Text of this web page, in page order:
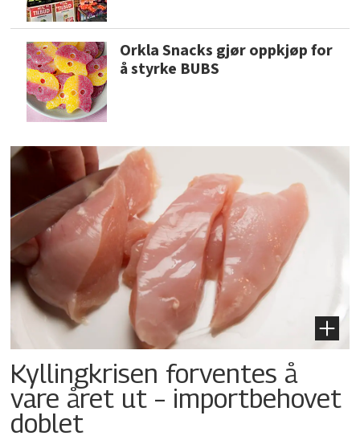
Orkla Snacks gjør oppkjøp for
å styrke BUBS
Kyllingkrisen forventes å
vare året ut – importbehovet
doblet